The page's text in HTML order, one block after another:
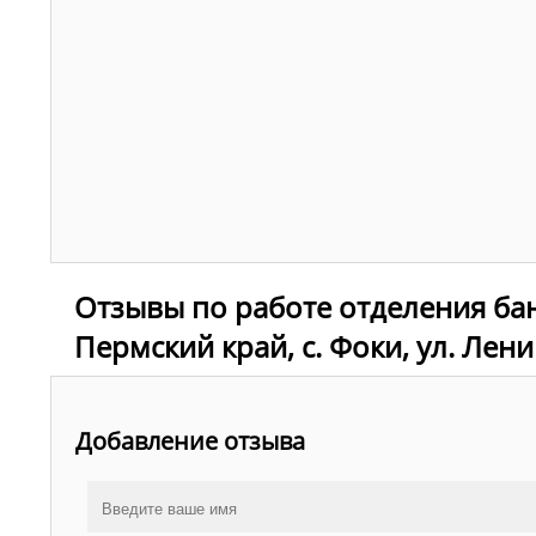
Отзывы по работе отделения
Пермский край, с. Фоки, ул.
Добавление отзыва